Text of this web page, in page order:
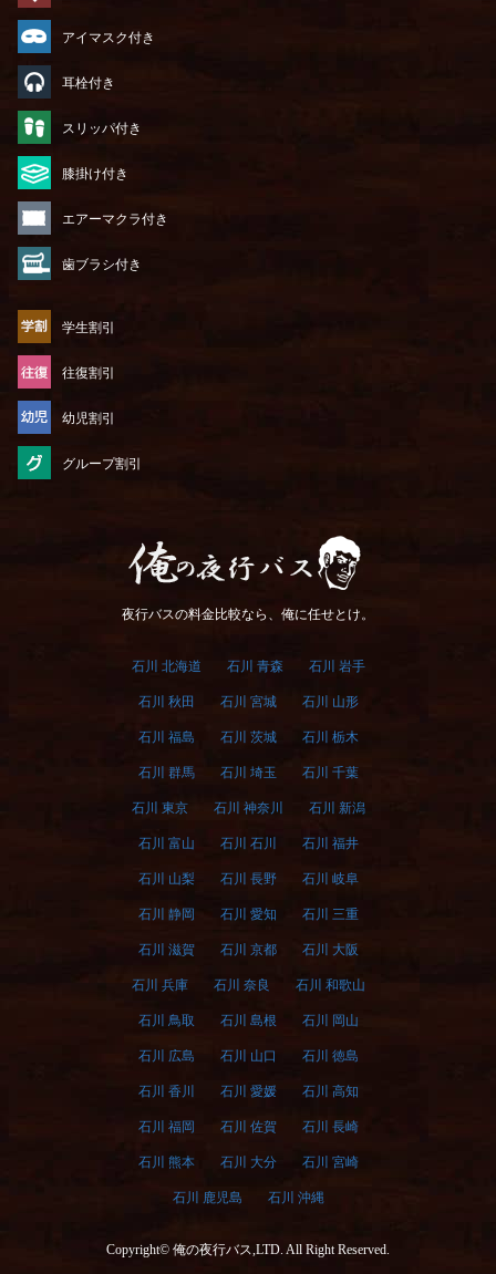
アイマスク付き
耳栓付き
スリッパ付き
膝掛け付き
エアーマクラ付き
歯ブラシ付き
学生割引
往復割引
幼児割引
グループ割引
俺の夜行バス
夜行バスの料金比較なら、俺に任せとけ。
石川 北海道 石川 青森 石川 岩手
石川 秋田 石川 宮城 石川 山形
石川 福島 石川 茨城 石川 栃木
石川 群馬 石川 埼玉 石川 千葉
石川 東京 石川 神奈川 石川 新潟
石川 富山 石川 石川 石川 福井
石川 山梨 石川 長野 石川 岐阜
石川 静岡 石川 愛知 石川 三重
石川 滋賀 石川 京都 石川 大阪
石川 兵庫 石川 奈良 石川 和歌山
石川 鳥取 石川 島根 石川 岡山
石川 広島 石川 山口 石川 徳島
石川 香川 石川 愛媛 石川 高知
石川 福岡 石川 佐賀 石川 長崎
石川 熊本 石川 大分 石川 宮崎
石川 鹿児島 石川 沖縄
Copyright© 俺の夜行バス,LTD. All Right Reserved.